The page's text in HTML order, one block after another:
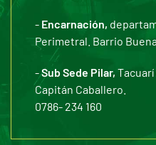
- Encarnación,
Perimetral. Barrio
-Sub Sede Pilar,
Capitán Caballero.
0786- 234 160